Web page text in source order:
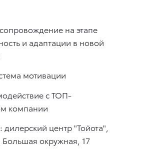
на этапе
и адаптации в новой
мотивации
с ТОП-
компании
центр "Тойота",
окружная, 17